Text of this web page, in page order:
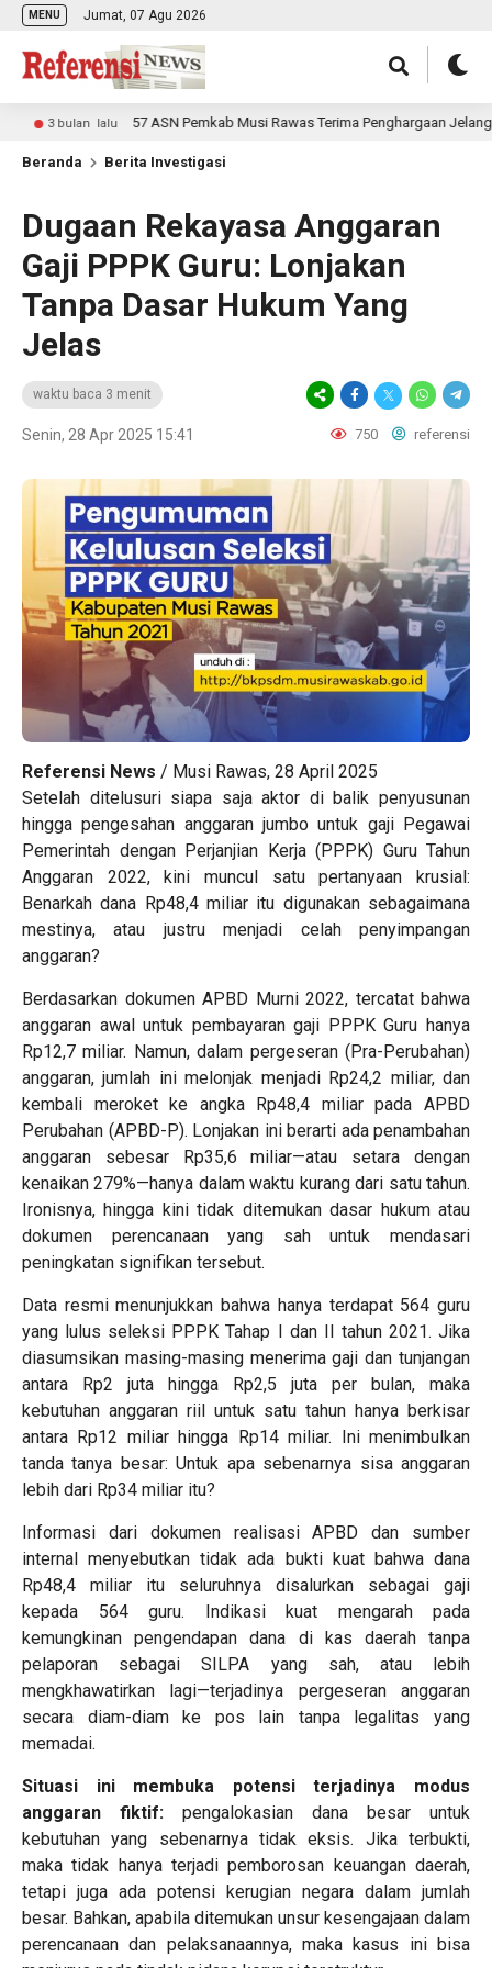
MENU Jumat, 07 Agu 2026
bulan lalu 57 ASN Pemkab Musi Rawas Terima Penghargaan Jelang Purna
Beranda Berita Investigasi
Dugaan Rekayasa Anggaran
Gaji PPPK Guru: Lonjakan
Tanpa Dasar Hukum Yang
Jelas
waktu baca 3 menit
Senin, 28 Apr 2025 15:41 750 referensi
Referensi News / Musi Rawas, 28 April 2025
Setelah ditelusuri siapa saja aktor di balik penyusunan
hingga pengesahan anggaran jumbo untuk gaji Pegawai
Pemerintah dengan Perjanjian Kerja (PPPK) Guru Tahun
Anggaran 2022, kini muncul satu pertanyaan krusial:
Benarkah dana Rp48,4 miliar itu digunakan sebagaimana
mestinya, atau justru menjadi celah penyimpangan
anggaran?
Berdasarkan dokumen APBD Murni 2022, tercatat bahwa
anggaran awal untuk pembayaran gaji PPPK Guru hanya
Rp12,7 miliar. Namun, dalam pergeseran (Pra-Perubahan)
anggaran, jumlah ini melonjak menjadi Rp24,2 miliar, dan
kembali meroket ke angka Rp48,4 miliar pada APBD
Perubahan (APBD-P). Lonjakan ini berarti ada penambahan
anggaran sebesar Rp35,6 miliar—atau setara dengan
kenaikan 279%—hanya dalam waktu kurang dari satu tahun.
Ironisnya, hingga kini tidak ditemukan dasar hukum atau
dokumen perencanaan yang sah untuk mendasari
peningkatan signifikan tersebut.
Data resmi menunjukkan bahwa hanya terdapat 564 guru
yang lulus seleksi PPPK Tahap I dan II tahun 2021. Jika
diasumsikan masing-masing menerima gaji dan tunjangan
antara Rp2 juta hingga Rp2,5 juta per bulan, maka
kebutuhan anggaran riil untuk satu tahun hanya berkisar
antara Rp12 miliar hingga Rp14 miliar. Ini menimbulkan
tanda tanya besar: Untuk apa sebenarnya sisa anggaran
lebih dari Rp34 miliar itu?
Informasi dari dokumen realisasi APBD dan sumber
internal menyebutkan tidak ada bukti kuat bahwa dana
Rp48,4 miliar itu seluruhnya disalurkan sebagai gaji
kepada 564 guru. Indikasi kuat mengarah pada
kemungkinan pengendapan dana di kas daerah tanpa
pelaporan sebagai SILPA yang sah, atau lebih
mengkhawatirkan lagi—terjadinya pergeseran anggaran
secara diam-diam ke pos lain tanpa legalitas yang
memadai.
Situasi ini membuka potensi terjadinya modus
anggaran fiktif: pengalokasian dana besar untuk
kebutuhan yang sebenarnya tidak eksis. Jika terbukti,
maka tidak hanya terjadi pemborosan keuangan daerah,
tetapi juga ada potensi kerugian negara dalam jumlah
besar. Bahkan, apabila ditemukan unsur kesengajaan dalam
perencanaan dan pelaksanaannya, maka kasus ini bisa